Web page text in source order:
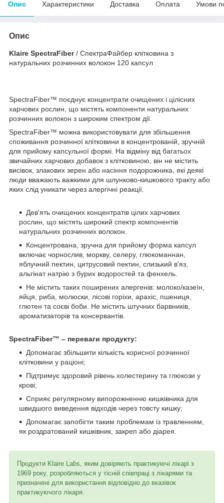
Опис Характеристики Доставка Оплата Умови
Опис
Klaire SpectraFiber/ СпектраФайбер клітковина з
натуральних розчинних волокон 120 капсул
SpectraFiber™ поєднує концентрати очищених і цілісних
харчових рослин, що містять компоненти натуральних
розчинних волокон з широким спектром дії.
SpectraFiber™ можна використовувати для збільшення
споживання розчинної клітковини в концентрованій, зручній
для прийому капсульної формі. На відміну від багатьох
звичайних харчових добавок з клітковиною, він не містить
висівок, злакових зерен або насіння подорожника, які деякі
люди вважають важкими для шлунково-кишкового тракту або
яких слід уникати через алергічні реакції.
Дев'ять очищених концентратів цілих харчових
рослин, що містять широкий спектр компонентів
натуральних розчинних волокон.
Концентрована, зручна для прийому форма капсул
включає чорнослив, моркву, селеру, глюкоманнан,
яблучний пектин, цитрусовий пектин, слизький в'яз,
альгінат натрію з бурих водоростей та фенхель.
Не містить таких поширених алергенів: молоко/казеїн,
яйця, риба, молюски, лісові горіхи, арахіс, пшениця,
глютен та соєві боби. Не містить штучних барвників,
ароматизаторів та консервантів.
SpectraFiber™ – переваги продукту:
Допомагає збільшити кількість корисної розчинної
клітковини у раціоні;
Підтримує здоровий рівень холестерину та глюкози у
крові;
Сприяє регулярному випорожненню кишківника для
швидшого виведення відходів через товсту кишку;
Допомагає запобігти таким проблемам із травленням,
як роздратований кишківник, закреп або діарея.
Продукти Klaire Labs, яким довіряють практикуючі лікарі з
1969 року, розробляються у тісній співпраці з лікарями та
призначені для використання відповідно до вказівок
практикуючого лікаря.